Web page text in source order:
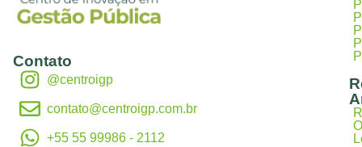
Contato
@centroigp
contato@centroigp.com.br
+55 55 99986 - 2112